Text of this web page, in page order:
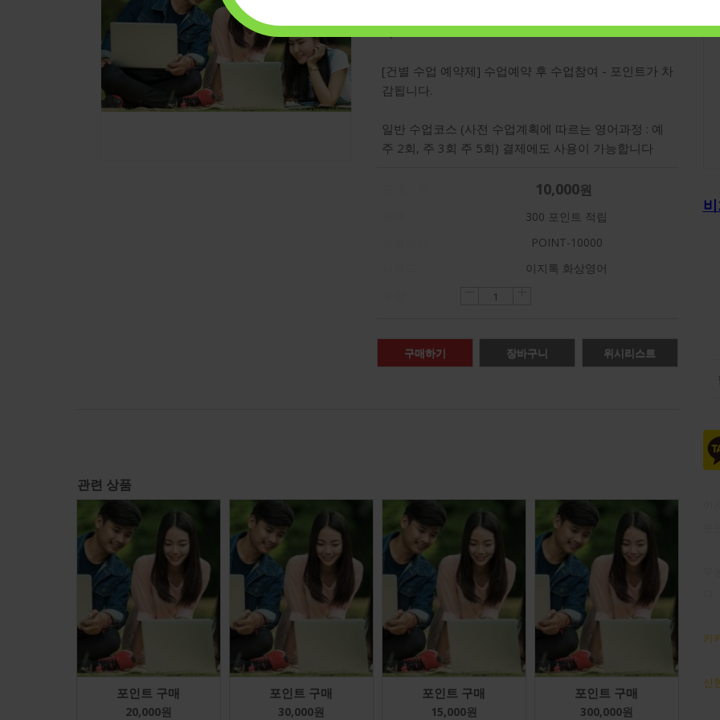
[건별 수업 예약제] 수업예약 후 수업참여 - 포인트가 차
감됩니다.
일반 수업코스 (사전 수업계획에 따르는 영어과정 : 예
주 2회, 주 3회 주 5회) 결제에도 사용이 가능합니다
10,000원
300 포인트 적립
POINT-10000
이지톡 화상영어
구매하기 장바구니 위시리스트
관련 상품
포인트 구매
20,000원
포인트 구매
30,000원
포인트 구매
15,000원
포인트 구매
300,000원
카
신